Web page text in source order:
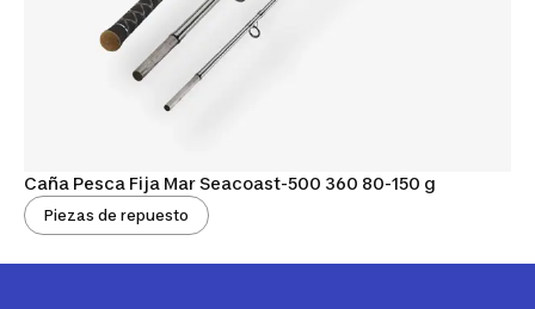
Caña Pesca Fija Mar Seacoast-500 360 80-150 g
Piezas de repuesto